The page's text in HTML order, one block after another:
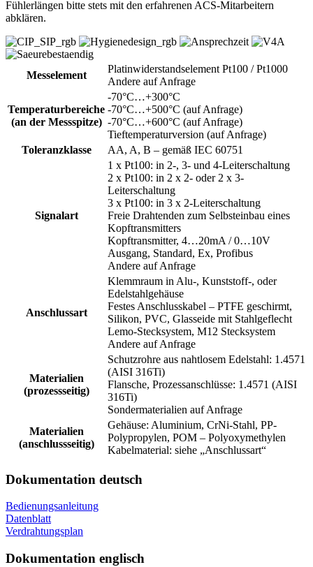
Fühlerlängen bitte stets mit den erfahrenen ACS-Mitarbeitern
abklären.
Messelement
Platinwiderstandselement Pt100 / Pt1000
Andere auf Anfrage
Temperaturbereiche
(an der Messspitze)
-70°C…+300°C
-70°C…+500°C (auf Anfrage)
-70°C…+600°C (auf Anfrage)
Tieftemperaturversion (auf Anfrage)
Toleranzklasse
AA, A, B – gemäß IEC 60751
Signalart
1 x Pt100: in 2-, 3- und 4-Leiterschaltung
2 x Pt100: in 2 x 2- oder 2 x 3-
Leiterschaltung
3 x Pt100: in 3 x 2-Leiterschaltung
Freie Drahtenden zum Selbsteinbau eines
Kopftransmitters
Kopftransmitter, 4…20mA / 0…10V
Ausgang, Standard, Ex, Profibus
Andere auf Anfrage
Anschlussart
Klemmraum in Alu-, Kunststoff-, oder
Edelstahlgehäuse
Festes Anschlusskabel – PTFE geschirmt,
Silikon, PVC, Glasseide mit Stahlgeflecht
Lemo-Stecksystem, M12 Stecksystem
Andere auf Anfrage
Materialien
(prozessseitig)
Schutzrohre aus nahtlosem Edelstahl: 1.4571
(AISI 316Ti)
Flansche, Prozessanschlüsse: 1.4571 (AISI
316Ti)
Sondermaterialien auf Anfrage
Materialien
(anschlussseitig)
Gehäuse: Aluminium, CrNi-Stahl, PP-
Polypropylen, POM – Polyoxymethylen
Kabelmaterial: siehe „Anschlussart“
Dokumentation deutsch
Bedienungsanleitung
Datenblatt
Verdrahtungsplan
Dokumentation englisch